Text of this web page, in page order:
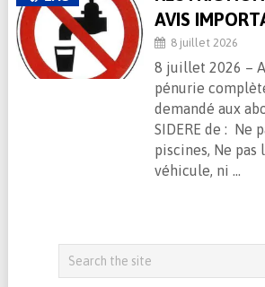
AVIS
8 juillet 2026
8 juillet 2026 –
pénurie
demandé aux
SIDERE de : Ne
piscines, Ne pas
véhicule, ni …